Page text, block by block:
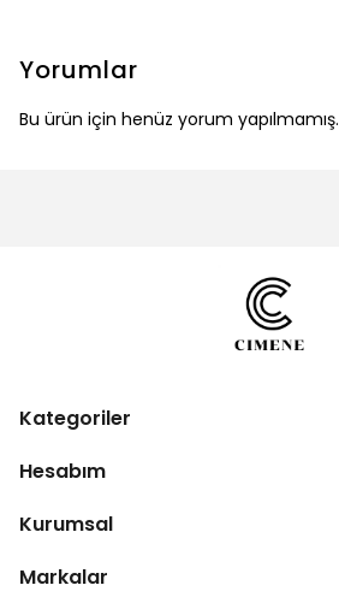
Yorumlar
Bu ürün için henüz yorum yapılmamış.
Kategoriler
Hesabım
Kurumsal
Markalar